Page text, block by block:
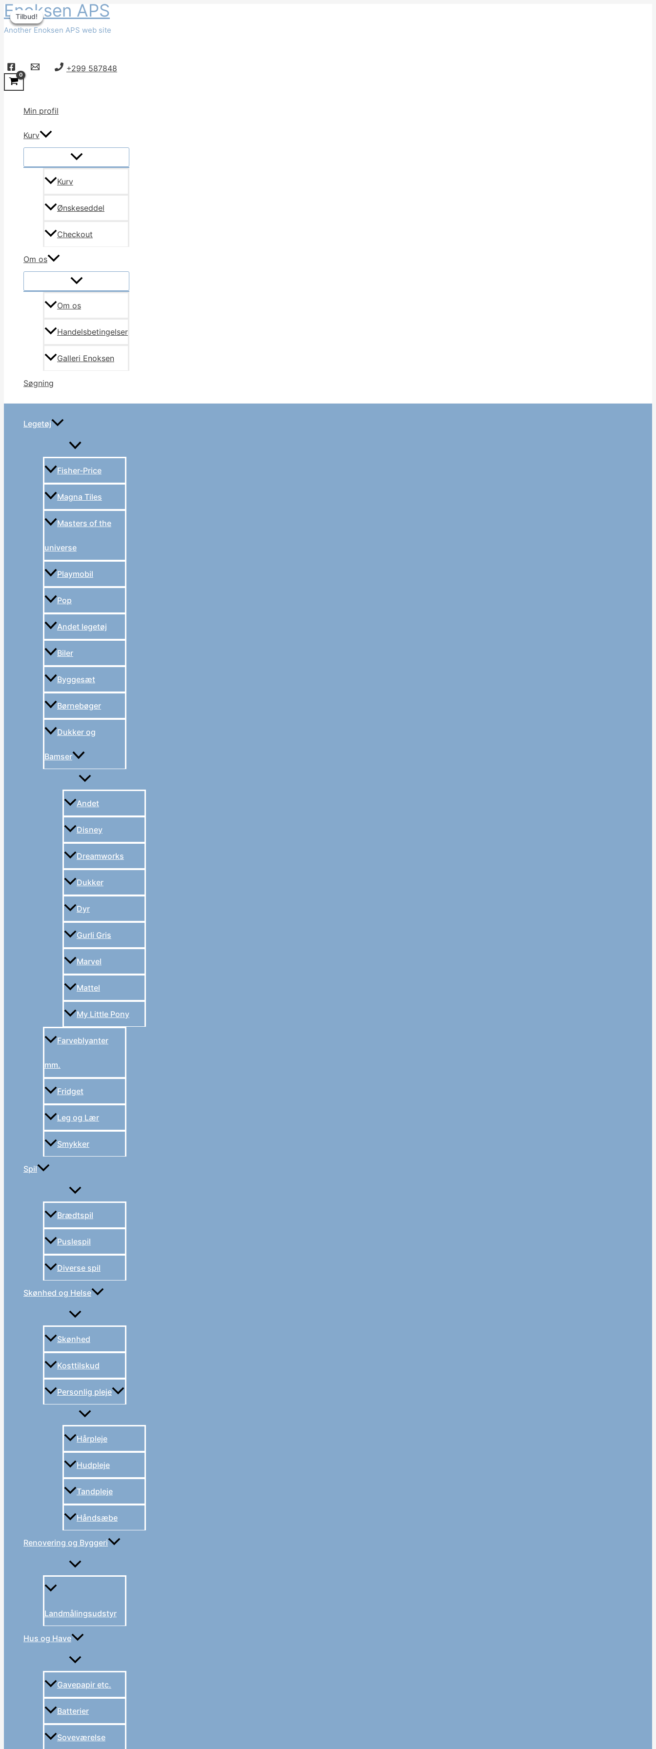
Gå
til
indholdet
Enoksen APS
Another Enoksen APS web site
+299 587848
Min profil
Kurv
Kurv
Ønskeseddel
Checkout
Om os
Om os
Handelsbetingelser
Galleri Enoksen
Søgning
Legetøj
Fisher-Price
Magna Tiles
Masters of the
universe
Playmobil
Pop
Andet legetøj
Biler
Byggesæt
Børnebøger
Dukker og
Bamser
Andet
Disney
Dreamworks
Dukker
Dyr
Gurli Gris
Marvel
Mattel
My Little Pony
Farveblyanter
mm.
Fridget
Leg og Lær
Smykker
Spil
Brædtspil
Puslespil
Diverse spil
Skønhed og Helse
Skønhed
Kosttilskud
Personlig pleje
Hårpleje
Hudpleje
Tandpleje
Håndsæbe
Renovering og Byggeri
Landmålingsudstyr
Hus og Have
Gavepapir etc.
Batterier
Soveværelse
Tilbud!
Tilbud!
Tilbud!
Tilbud!